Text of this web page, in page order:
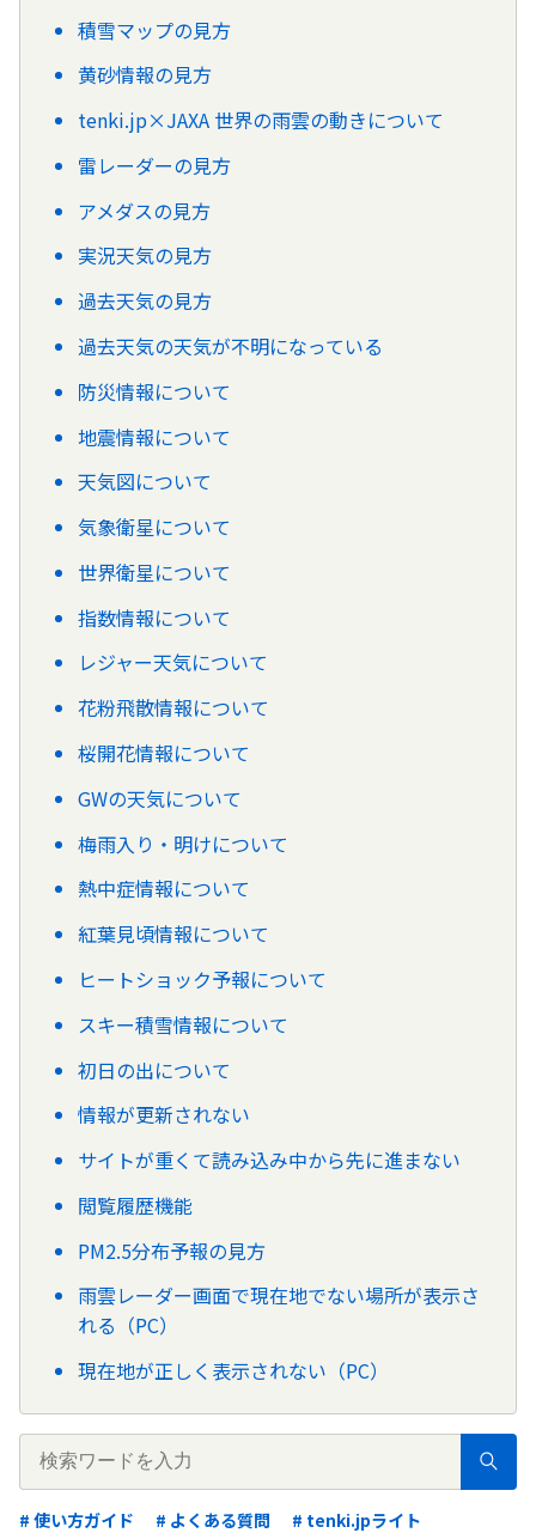
積雪マップの見方
黄砂情報の見方
tenki.jp×JAXA 世界の雨雲の動きについて
雷レーダーの見方
アメダスの見方
実況天気の見方
過去天気の見方
過去天気の天気が不明になっている
防災情報について
地震情報について
天気図について
気象衛星について
世界衛星について
指数情報について
レジャー天気について
花粉飛散情報について
桜開花情報について
GWの天気について
梅雨入り・明けについて
熱中症情報について
紅葉見頃情報について
ヒートショック予報について
スキー積雪情報について
初日の出について
情報が更新されない
サイトが重くて読み込み中から先に進まない
閲覧履歴機能
PM2.5分布予報の見方
雨雲レーダー画面で現在地でない場所が表示さ
れる（PC）
現在地が正しく表示されない（PC）
# 使い方ガイド # よくある質問 # tenki.jpライト